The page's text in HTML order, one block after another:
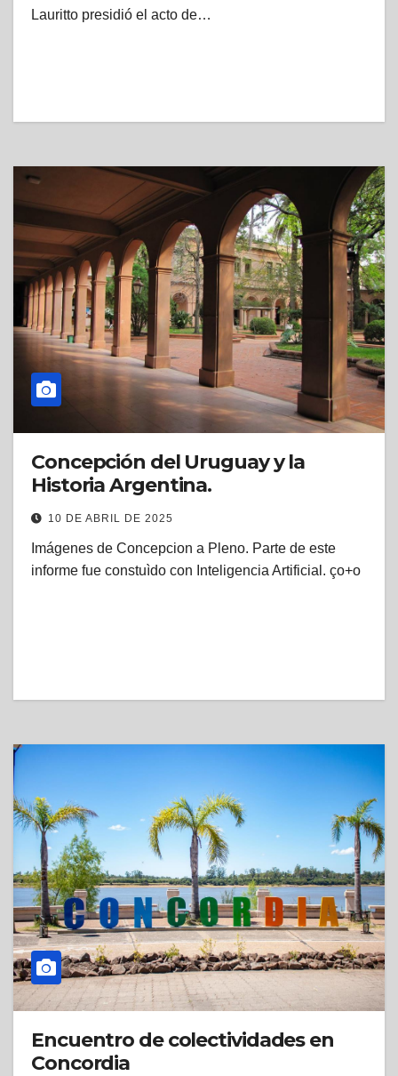
Lauritto presidió el acto de…
Concepción del Uruguay y la
Historia Argentina.
10 DE ABRIL DE 2025
Imágenes de Concepcion a Pleno. Parte de este
informe fue constuìdo con Inteligencia Artificial. ço+o
Encuentro de colectividades en
Concordia